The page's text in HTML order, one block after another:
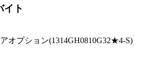
イト
オプション(1314GH0810G32★4-S)